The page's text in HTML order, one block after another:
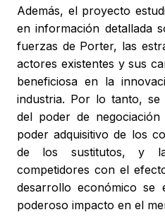
Además, el proyecto
en información detallada
fuerzas de Porter, las
actores existentes y sus
beneficiosa en la
industria. Por lo tanto, se
del poder de
poder adquisitivo de los
de los sustitutos, y
competidores con el
desarrollo económico se
poderoso impacto en el